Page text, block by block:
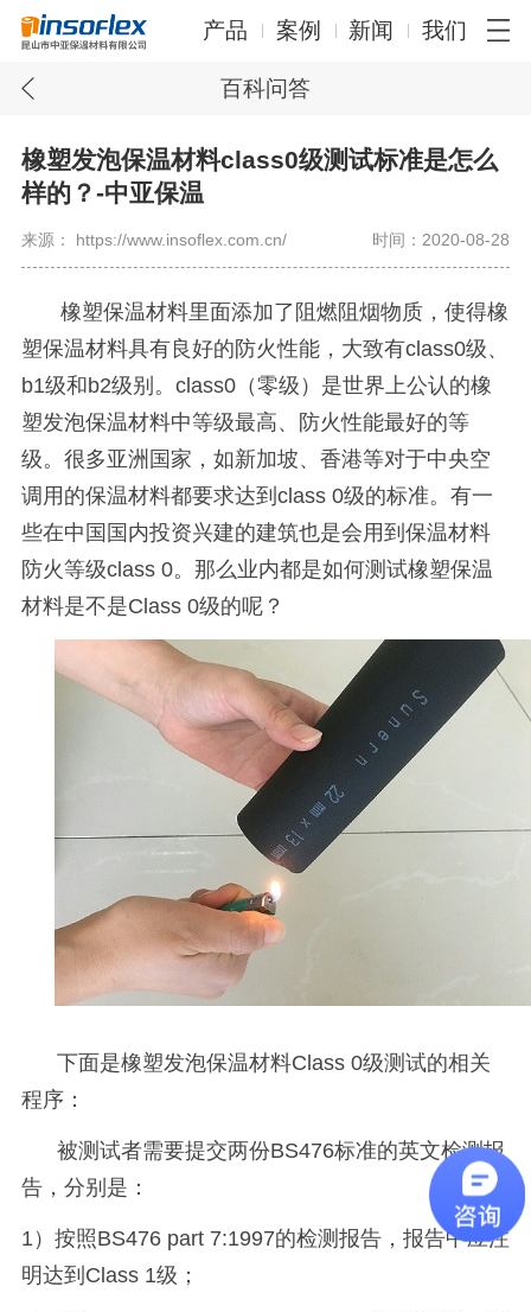
产品 案例 新闻 我们
百科问答
橡塑发泡保温材料class0级测试标准是怎么
样的？-中亚保温
来源： https://www.insoflex.com.cn/ 时间：2020-08-28
橡塑保温材料里面添加了阻燃阻烟物质，使得橡
塑保温材料具有良好的防火性能，大致有class0级、
b1级和 b2级别。 class0（零级）是世界上公认的橡
塑发泡保温材料中等级最高、防火性能最好的等
级。很多亚洲国家，如新加坡、香港等对于中央空
调用的保温材料都要求达到 class 0级的标准。有一
些在中国国内投资兴建的建筑也是会用到保温材料
防火等级class 0。那么业内都是如何测试橡塑保温
材料是不是Class 0级的呢？
下面是橡塑发泡保温材料Class 0级测试的相关
程序：
被测试者需要提交两份BS476标准的英文检测报
告，分别是：
1 ）按照BS476 part 7:1997的检测报告，报告中应注
明达到 Class 1级；